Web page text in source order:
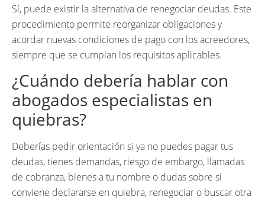
Sí, puede existir la alternativa de renegociar deudas. Este
procedimiento permite reorganizar obligaciones y
acordar nuevas condiciones de pago con los acreedores,
siempre que se cumplan los requisitos aplicables.
¿Cuándo debería hablar con
abogados especialistas en
quiebras?
Deberías pedir orientación si ya no puedes pagar tus
deudas, tienes demandas, riesgo de embargo, llamadas
de cobranza, bienes a tu nombre o dudas sobre si
conviene declararse en quiebra, renegociar o buscar otra